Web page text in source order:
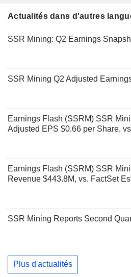
Actualités dans d'autres
SSR Mining: Q2 Earnings
SSR Mining Q2 Adjusted
Earnings Flash (SSRM) SSR
Adjusted EPS $0.66 per Share,
Earnings Flash (SSRM) SSR
Revenue $443.8M, vs. FactSet
SSR Mining Reports Second
Plus d'actualités